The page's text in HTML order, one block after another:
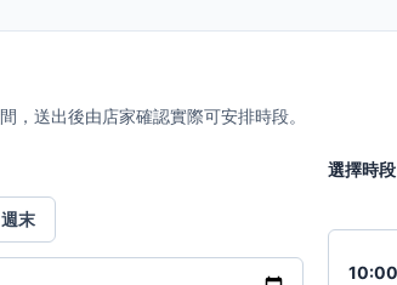
，送出後由店家確認實際可安排時段。
週末
選擇時段